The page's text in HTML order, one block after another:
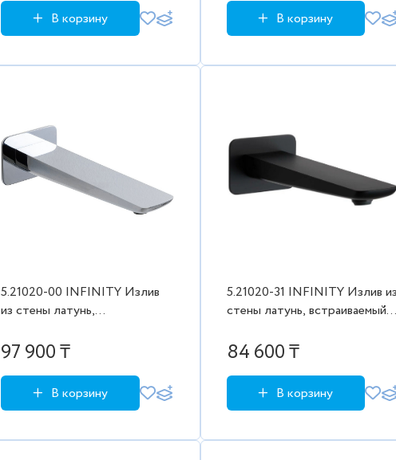
В корзину В корзину
5.21020-00 INFINITY Излив
из стены латунь,
(265514)
97 900 ₸
В корзину
5.21020-31 INFINITY Излив из
стены латунь, встраиваемый,
84 600 ₸
В корзину